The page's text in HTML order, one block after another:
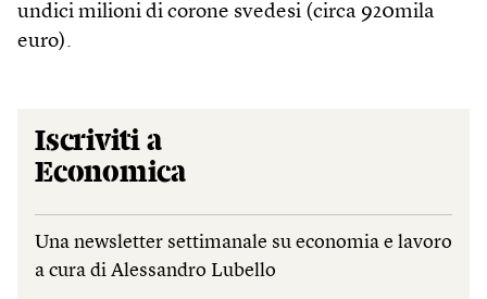
undici milioni di corone svedesi (circa 920mila
euro).
Iscriviti a
Economica
Una newsletter settimanale su economia e lavoro
a cura di Alessandro Lubello